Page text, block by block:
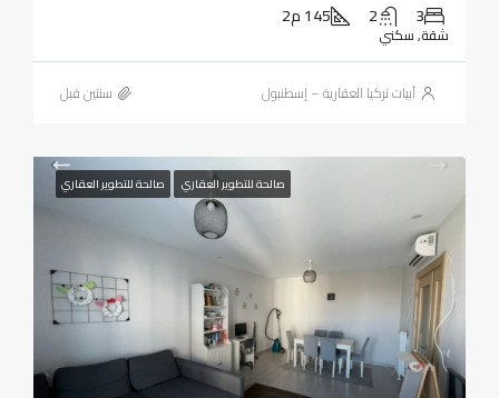
3
2 145 م2
شقة, سكني
أبيات تركيا العقارية – إسطنبول ‏سنتين قبل
صالحة للتطوير العقاري صالحة للتطوير العقاري